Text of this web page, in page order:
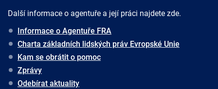
Další informace o agentuře a její práci najdete zde.
Informace o Agentuře FRA
Charta základních lidských práv Evropské Unie
Kam se obrátit o pomoc
Zprávy
Odebírat aktuality